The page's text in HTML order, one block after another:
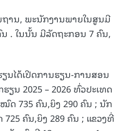
ານ, ພະນັກງານພາຍໃນສູນມີ
. ໃນນັ້ນ ມີລັດຖະກອນ 7 ຄົນ,
ນໄດ້ເປີດການຮຽນ-ການສອນ
ຽນ 2025 – 2026 ທົ່ວປະເທດ
735 ຄົນ,ຍິງ 290 ຄົນ ; ນັກ
ຄົນ,ຍິງ 289 ຄົນ ; ແຂວງທີ່